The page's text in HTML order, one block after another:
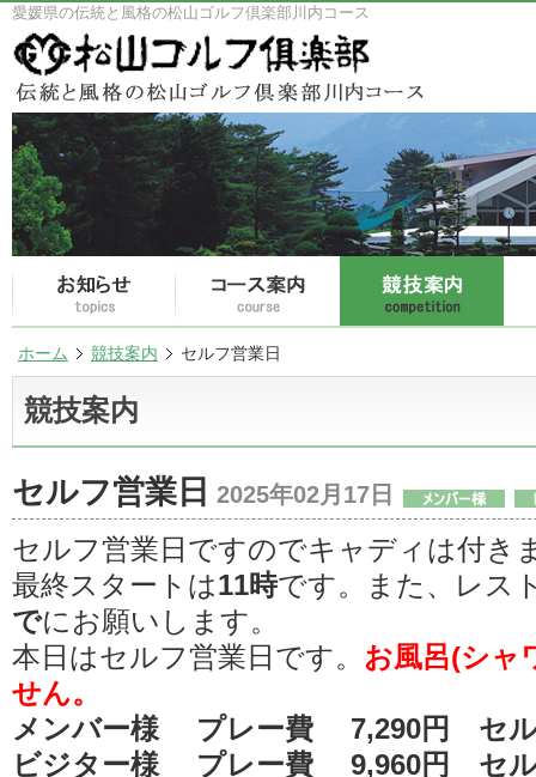
愛媛県の伝統と風格の松山ゴルフ倶楽部川内コース
ホーム 競技案内 セルフ営業日
競技案内
セルフ営業日 2025年02月17日
セルフ営業日ですのでキャディは付き
最終スタートは11時です。また、レス
でにお願いします。
本日はセルフ営業日です。 お風呂(シャ
せん。
メンバー様 プレー費 7,290円 セル
ビジター様 プレー費 9,960円 セル